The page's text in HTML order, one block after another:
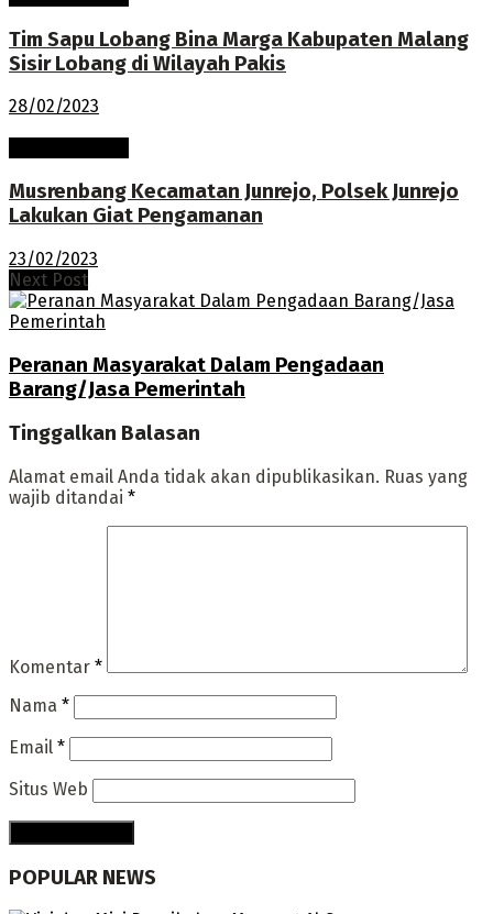
Tim Sapu Lobang Bina Marga Kabupaten Malang
Sisir Lobang di Wilayah Pakis
28/02/2023
Musrenbang Kecamatan Junrejo, Polsek Junrejo
Lakukan Giat Pengamanan
23/02/2023
Next Post
Peranan Masyarakat Dalam Pengadaan
Barang/Jasa Pemerintah
Tinggalkan Balasan
Alamat email Anda tidak akan dipublikasikan. Ruas yang
wajib ditandai *
Komentar *
Nama *
Email *
Situs Web
POPULAR NEWS